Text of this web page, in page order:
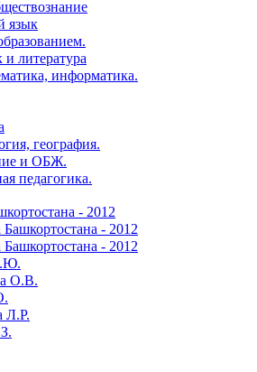
язык
литература
информатика.
география.
и ОБЖ.
педагогика.
- 2012
- 2012
- 2012
О.В.
Л.Р.